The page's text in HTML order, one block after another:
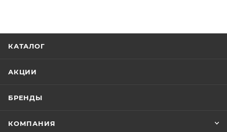
КАТАЛОГ
АКЦИИ
БРЕНДЫ
КОМПАНИЯ